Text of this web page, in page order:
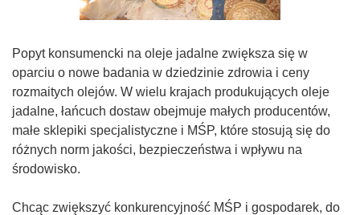
Popyt konsumencki na oleje jadalne zwiększa się w
oparciu o nowe badania w dziedzinie zdrowia i ceny
rozmaitych olejów. W wielu krajach produkujących oleje
jadalne, łańcuch dostaw obejmuje małych producentów,
małe sklepiki specjalistyczne i MŚP, które stosują się do
różnych norm jakości, bezpieczeństwa i wpływu na
środowisko.
Chcąc zwiększyć konkurencyjność MŚP i gospodarek, do